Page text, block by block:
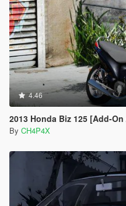
4.46
2013 Honda Biz 125 [Add-
By CH4P4X